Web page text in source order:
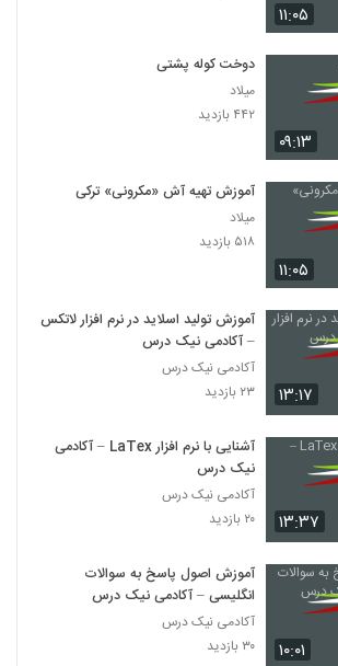
۱۱:۰۵
۰۹:۱۳
دوخت کوله پشتی
میلاد
۴۴۲ بازدید
۱۱:۰۵
آموزش تهیه آش «مکرونی» ترکی
میلاد
۵۱۸ بازدید
۱۳:۱۷
آموزش تولید اسلاید در نرم افزار لاتکس
– آکادمی نیک درس
آکادمی نیک درس
۲۳ بازدید
۱۳:۳۷
آشنایی با نرم افزار LaTex – آکادمی
نیک درس
آکادمی نیک درس
۲۰ بازدید
۱۰:۰۱
آموزش اصول پاسخ به سوالات
انگلیسی – آکادمی نیک درس
آکادمی نیک درس
۳۰ بازدید